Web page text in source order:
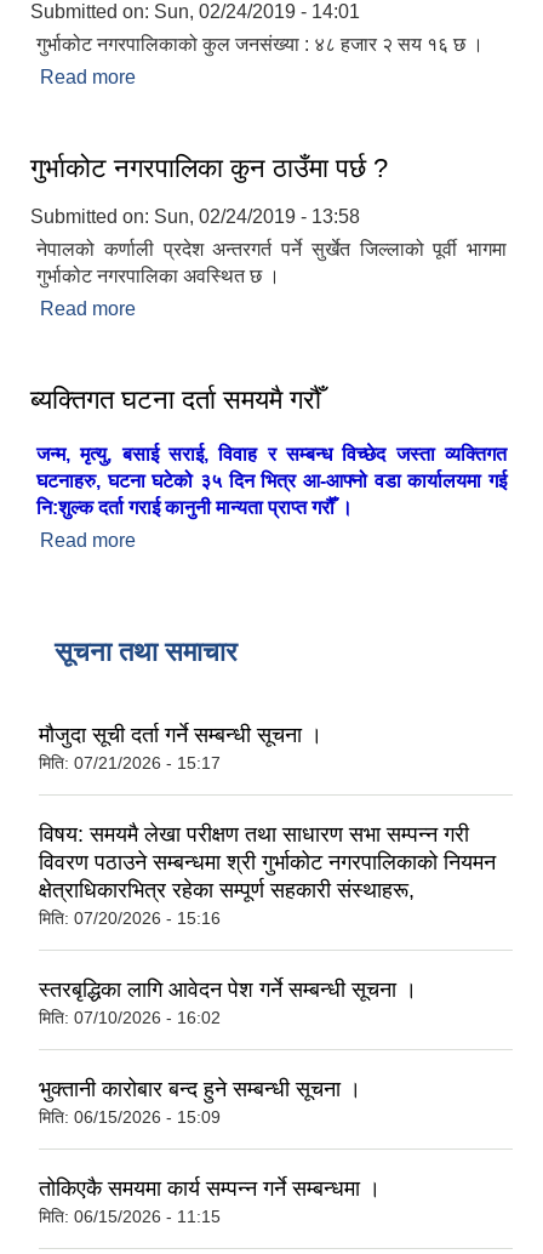
Submitted on: Sun, 02/24/2019 - 14:01
गुर्भाकोट नगरपालिकाको कुल जनसंख्या : ४८ हजार २ सय १६ छ ।
Read more
गुर्भाकोट नगरपालिका कुन ठाउँमा पर्छ ?
Submitted on: Sun, 02/24/2019 - 13:58
नेपालको कर्णाली प्रदेश अन्तरगर्त पर्ने सुर्खेत जिल्लाको पूर्वी भागमा
गुर्भाकोट नगरपालिका अवस्थित छ ।
Read more
ब्यक्तिगत घटना दर्ता समयमै गरौँ
जन्म, मृत्यु, बसाई सराई, विवाह र सम्बन्ध विच्छेद जस्ता व्यक्तिगत
घटनाहरु, घटना घटेको ३५ दिन भित्र आ-आफ्नो वडा कार्यालयमा गई
नि:शुल्क दर्ता गराई कानुनी मान्यता प्राप्त गरौँ ।
Read more
सूचना तथा समाचार
मौजुदा सूची दर्ता गर्ने सम्बन्धी सूचना ।
मिति: 07/21/2026 - 15:17
विषय: समयमै लेखा परीक्षण तथा साधारण सभा सम्पन्न गरी
विवरण पठाउने सम्बन्धमा श्री गुर्भाकोट नगरपालिकाको नियमन
क्षेत्राधिकारभित्र रहेका सम्पूर्ण सहकारी संस्थाहरू,
मिति: 07/20/2026 - 15:16
स्तरबृद्धिका लागि आवेदन पेश गर्ने सम्बन्धी सूचना ।
मिति: 07/10/2026 - 16:02
भुक्तानी कारोबार बन्द हुने सम्बन्धी सूचना ।
मिति: 06/15/2026 - 15:09
तोकिएकै समयमा कार्य सम्पन्न गर्ने सम्बन्धमा ।
मिति: 06/15/2026 - 11:15